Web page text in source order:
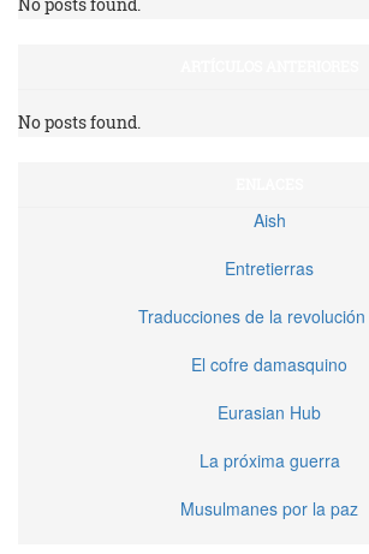
No posts found.
Aish
Entretierras
Traducciones de la
El cofre damasquino
Eurasian Hub
La próxima guerra
Musulmanes por la paz